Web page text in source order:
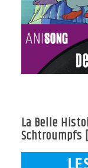
La Belle
Schtroumpfs